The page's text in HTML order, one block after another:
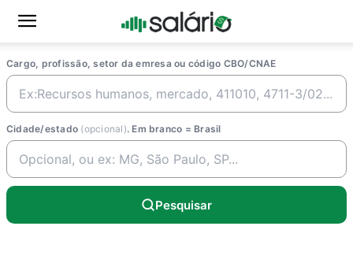
Cargo, profissão, setor da emresa ou código CBO/CNAE
Cidade/estado (opcional). Em branco = Brasil
Pesquisar